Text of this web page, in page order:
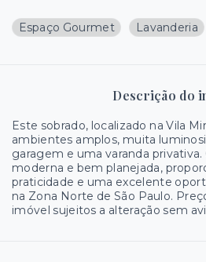
Espaço Gourmet Lavanderia
Descrição do
Este sobrado, localizado na Vila
ambientes amplos, muita
garagem e uma varanda
moderna e bem planejada,
praticidade e uma excelente
na Zona Norte de São Paulo.
imóvel sujeitos a alteração sem